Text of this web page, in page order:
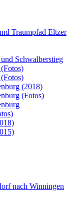
Traumpfad Eltzer
Schwalberstieg
(2018)
(Fotos)
nach Winningen